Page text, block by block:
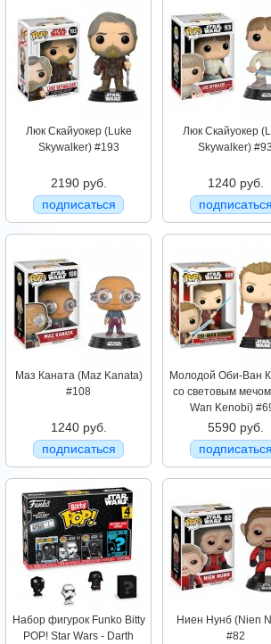
Люк Скайуокер (Luke
Skywalker) #193
2190 руб.
подписаться
Люк Скайуокер
Skywalker) #93
1240 руб.
подписаться
Маз Каната (Maz Kanata)
#108
1240 руб.
подписаться
Молодой Оби-Ван
со световым
Wan Kenobi)
5590 руб.
подписаться
Набор фигурок Funko Bitty
POP! Star Wars - Darth
Ниен Нунб (Nien
#82